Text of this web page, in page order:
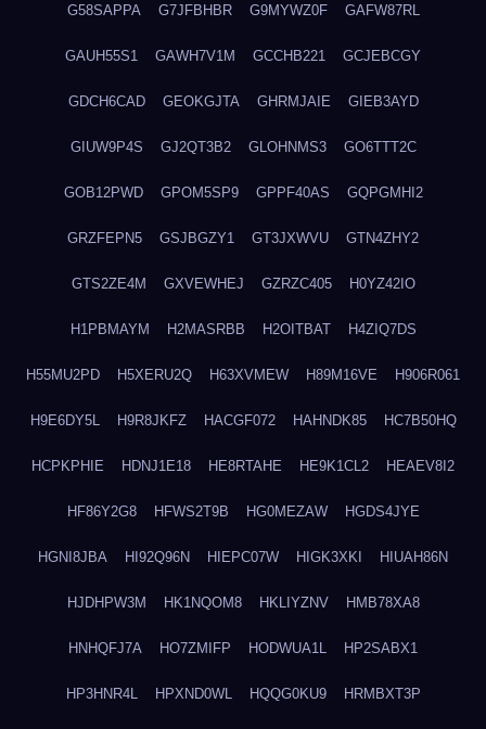
G58SAPPA G7JFBHBR G9MYWZ0F GAFW87RL
GAUH55S1 GAWH7V1M GCCHB221 GCJEBCGY
GDCH6CAD GEOKGJTA GHRMJAIE GIEB3AYD
GIUW9P4S GJ2QT3B2 GLOHNMS3 GO6TTT2C
GOB12PWD GPOM5SP9 GPPF40AS GQPGMHI2
GRZFEPN5 GSJBGZY1 GT3JXWVU GTN4ZHY2
GTS2ZE4M GXVEWHEJ GZRZC405 H0YZ42IO
H1PBMAYM H2MASRBB H2OITBAT H4ZIQ7DS
H55MU2PD H5XERU2Q H63XVMEW H89M16VE H906R061
H9E6DY5L H9R8JKFZ HACGF072 HAHNDK85 HC7B50HQ
HCPKPHIE HDNJ1E18 HE8RTAHE HE9K1CL2 HEAEV8I2
HF86Y2G8 HFWS2T9B HG0MEZAW HGDS4JYE
HGNI8JBA HI92Q96N HIEPC07W HIGK3XKI HIUAH86N
HJDHPW3M HK1NQOM8 HKLIYZNV HMB78XA8
HNHQFJ7A HO7ZMIFP HODWUA1L HP2SABX1
HP3HNR4L HPXND0WL HQQG0KU9 HRMBXT3P